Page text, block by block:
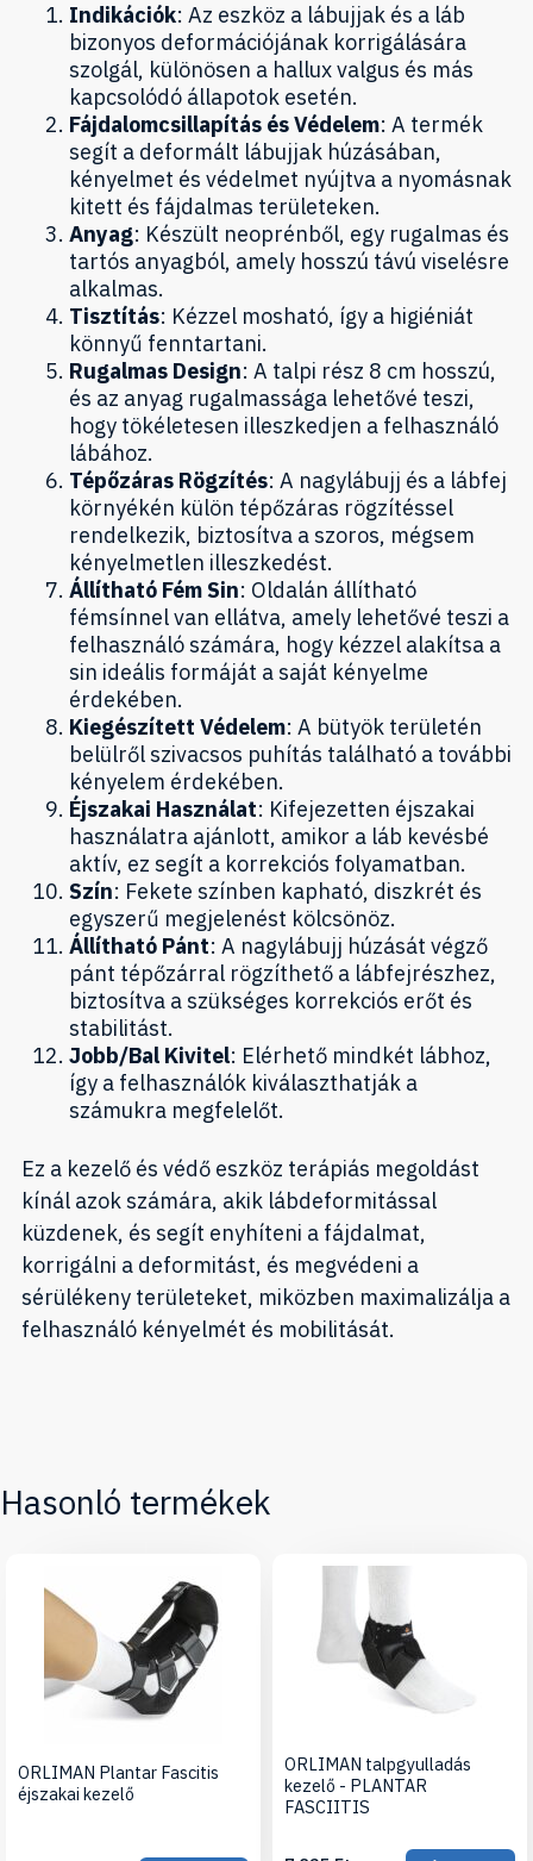
Indikációk: Az eszköz a lábujjak és a láb
bizonyos deformációjának korrigálására
szolgál, különösen a hallux valgus és más
kapcsolódó állapotok esetén.
Fájdalomcsillapítás és Védelem: A termék
segít a deformált lábujjak húzásában,
kényelmet és védelmet nyújtva a nyomásnak
kitett és fájdalmas területeken.
Anyag: Készült neoprénből, egy rugalmas és
tartós anyagból, amely hosszú távú viselésre
alkalmas.
Tisztítás: Kézzel mosható, így a higiéniát
könnyű fenntartani.
Rugalmas Design: A talpi rész 8 cm hosszú,
és az anyag rugalmassága lehetővé teszi,
hogy tökéletesen illeszkedjen a felhasználó
lábához.
Tépőzáras Rögzítés: A nagylábujj és a lábfej
környékén külön tépőzáras rögzítéssel
rendelkezik, biztosítva a szoros, mégsem
kényelmetlen illeszkedést.
Állítható Fém Sin: Oldalán állítható
fémsínnel van ellátva, amely lehetővé teszi a
felhasználó számára, hogy kézzel alakítsa a
sin ideális formáját a saját kényelme
érdekében.
Kiegészített Védelem: A bütyök területén
belülről szivacsos puhítás található a további
kényelem érdekében.
Éjszakai Használat: Kifejezetten éjszakai
használatra ajánlott, amikor a láb kevésbé
aktív, ez segít a korrekciós folyamatban.
Szín: Fekete színben kapható, diszkrét és
egyszerű megjelenést kölcsönöz.
Állítható Pánt: A nagylábujj húzását végző
pánt tépőzárral rögzíthető a lábfejrészhez,
biztosítva a szükséges korrekciós erőt és
stabilitást.
Jobb/Bal Kivitel: Elérhető mindkét lábhoz,
így a felhasználók kiválaszthatják a
számukra megfelelőt.
Ez a kezelő és védő eszköz terápiás megoldást
kínál azok számára, akik lábdeformitással
küzdenek, és segít enyhíteni a fájdalmat,
korrigálni a deformitást, és megvédeni a
sérülékeny területeket, miközben maximalizálja a
felhasználó kényelmét és mobilitását.
Hasonló termékek
ORLIMAN Plantar Fascitis
éjszakai kezelő
ORLIMAN talpgyulladás
kezelő - PLANTAR
FASCIITIS